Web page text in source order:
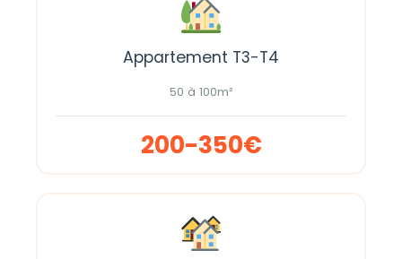
Appartement T3-T4
50 à 100m²
200-350€